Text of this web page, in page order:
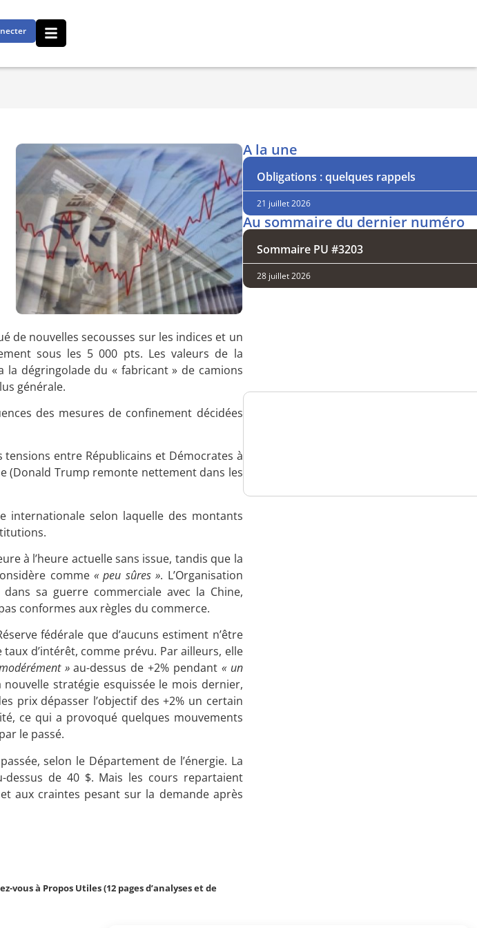
de nouvelles secousses sur les indices et un
sous les 5 000 pts. Les valeurs de la
dégringolade du « fabricant » de camions
générale.
des mesures de confinement décidées
entre Républicains et Démocrates à
(Donald Trump remonte nettement dans les
internationale selon laquelle des montants
à l’heure actuelle sans issue, tandis que la
comme « peu sûres ». L’Organisation
sa guerre commerciale avec la Chine,
conformes aux règles du commerce.
fédérale que d’aucuns estiment n’être
d’intérêt, comme prévu. Par ailleurs, elle
»au-dessus de +2% pendant « un
stratégie esquissée le mois dernier,
prix dépasser l’objectif des +2% un certain
ce qui a provoqué quelques mouvements
le passé.
selon le Département de l’énergie. La
de 40 $. Mais les cours repartaient
aux craintes pesant sur la demande après
à Propos Utiles (12 pages d’analyses et de
A la une
Obligations : quelques rappels
21 juillet 2026
Au sommaire du dernier numéro
Sommaire PU #3203
28 juillet 2026